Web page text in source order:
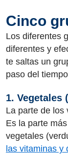
Cinco
Los diferentes
diferentes y
te saltas un
paso del
1. Vegetales
La parte de los
Es la parte
vegetales
las vitaminas y